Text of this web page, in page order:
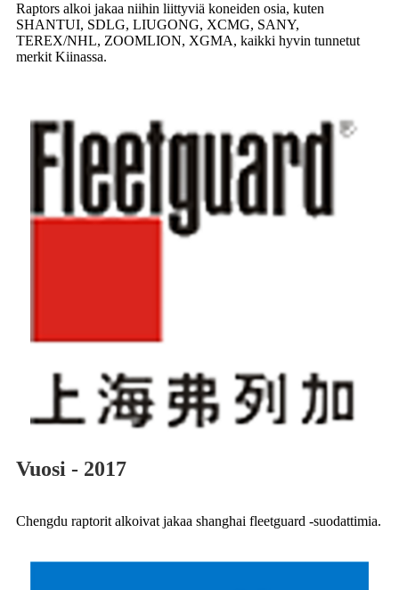
Raptors alkoi jakaa niihin liittyviä koneiden osia, kuten
SHANTUI, SDLG, LIUGONG, XCMG, SANY,
TEREX/NHL, ZOOMLION, XGMA, kaikki hyvin tunnetut
merkit Kiinassa.
Vuosi - 2017
Chengdu raptorit alkoivat jakaa shanghai fleetguard -suodattimia.